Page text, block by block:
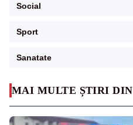
MAI MULTE ȘTIRI DIN
Social
Sport
Sanatate